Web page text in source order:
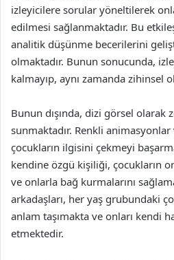
izleyicilere sorular yöneltilerek
edilmesi sağlanmaktadır. Bu
analitik düşünme becerilerini
olmaktadır. Bunun sonucunda,
kalmayıp, aynı zamanda zihinsel
Bunun dışında, dizi görsel olarak
sunmaktadır. Renkli
çocukların ilgisini çekmeyi
kendine özgü kişiliği, çocukların
ve onlarla bağ kurmalarını
arkadaşları, her yaş grubundaki
anlam taşımakta ve onları kendi
etmektedir.